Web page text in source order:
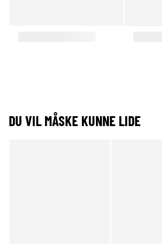
DU VIL MÅSKE KUNNE LIDE